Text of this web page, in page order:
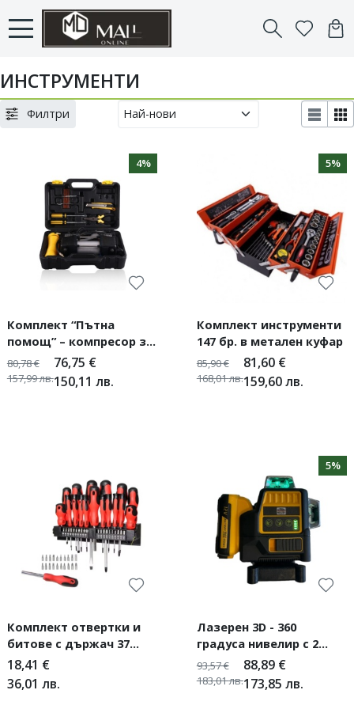
ИНСТРУМЕНТИ
Филтри
4%
Комплект “Пътна
помощ” – компресор за
гуми с маркуч за
въздух и инструменти
76,75 €
150,11 лв.
80,78€
157,99лв.
5%
Комплект инструменти
147 бр. в метален куфар
81,60 €
159,60лв.
85,90€
168,01лв.
Комплект отвертки и
битове с държач 37
части
18,41 €
36,01 лв.
5%
Лазерен 3D - 360
градуса нивелир с 2
батерии 12V 3 AH, 3 лъча
88,89 €
173,85 лв.
93,57€
183,01лв.